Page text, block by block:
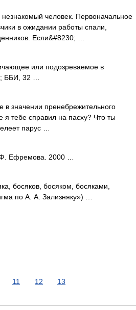
человек. Первоначальное
в ожидании работы спали,
Если&#8230; …
или подозреваемое в
ББИ, 32 …
в значении пренебрежительного
я тебе справил на пасху? Что ты
парус …
Ефремова. 2000 …
босяков, босяком, босяками,
по А. А. Зализняку») …
11 12 13